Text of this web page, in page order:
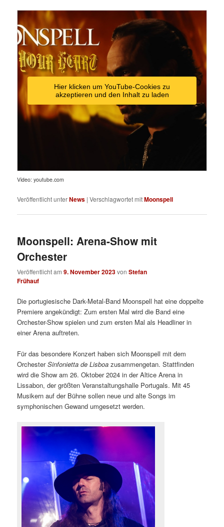
Hier klicken um YouTube-Cookies zu
akzeptieren und den Inhalt zu laden
Video: youtube.com
Veröffentlicht unterNews |Verschlagwortet mitMoonspell
Moonspell: Arena-Show mit
Orchester
Veröffentlicht am9. November 2023vonStefan
Frühauf
Die portugiesische Dark-Metal-Band Moonspell hat eine doppelte
Premiere angekündigt: Zum ersten Mal wird die Band eine
Orchester-Show spielen und zum ersten Mal als Headliner in
einer Arena auftreten.
Für das besondere Konzert haben sich Moonspell mit dem
OrchesterSinfonietta de Lisboa zusammengetan. Stattfinden
wird die Show am 26. Oktober 2024 in der Altice Arena in
Lissabon, der größten Veranstaltungshalle Portugals. Mit 45
Musikern auf der Bühne sollen neue und alte Songs im
symphonischen Gewand umgesetzt werden.